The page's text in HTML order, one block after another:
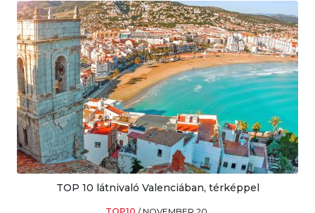
TOP 10 látnivaló Valenciában, térképpel